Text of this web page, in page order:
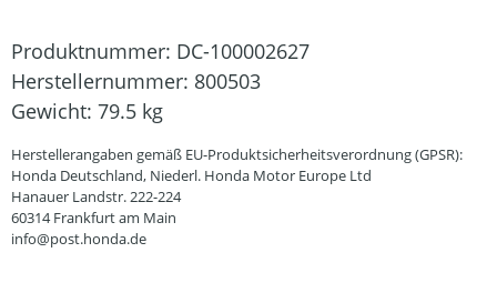
Produktnummer: DC-100002627
Herstellernummer: 800503
Gewicht: 79.5 kg
Herstellerangaben gemäß EU-Produktsicherheitsverordnung (GPSR):
Honda Deutschland, Niederl. Honda Motor Europe Ltd
Hanauer Landstr. 222-224
60314 Frankfurt am Main
info@post.honda.de